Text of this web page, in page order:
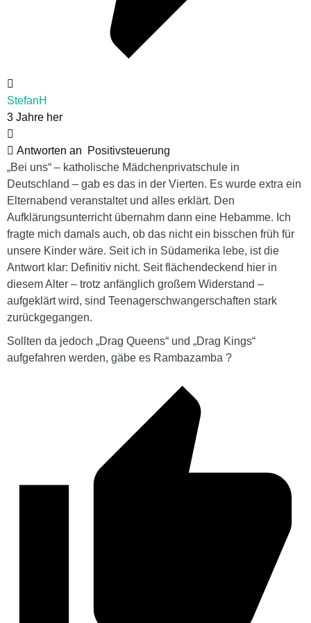
StefanH
3 Jahre her
Antworten an
Positivsteuerung
„Bei uns“ – katholische Mädchenprivatschule in
Deutschland – gab es das in der Vierten. Es wurde extra ein
Elternabend veranstaltet und alles erklärt. Den
Aufklärungsunterricht übernahm dann eine Hebamme. Ich
fragte mich damals auch, ob das nicht ein bisschen früh für
unsere Kinder wäre. Seit ich in Südamerika lebe, ist die
Antwort klar: Definitiv nicht. Seit flächendeckend hier in
diesem Alter – trotz anfänglich großem Widerstand –
aufgeklärt wird, sind Teenagerschwangerschaften stark
zurückgegangen.
Sollten da jedoch „Drag Queens“ und „Drag Kings“
aufgefahren werden, gäbe es Rambazamba ?